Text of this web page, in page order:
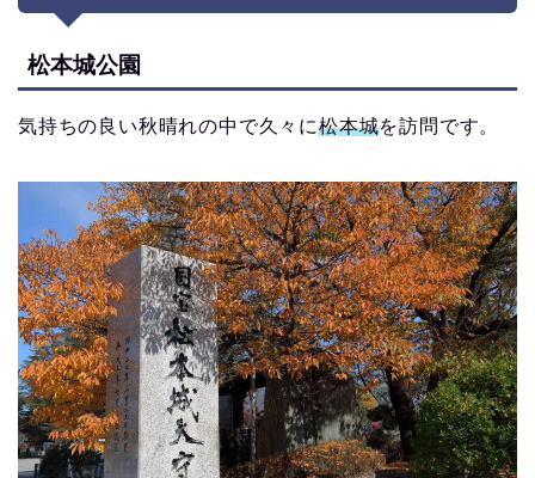
松本城公園
気持ちの良い秋晴れの中で久々に松本城を訪問です。